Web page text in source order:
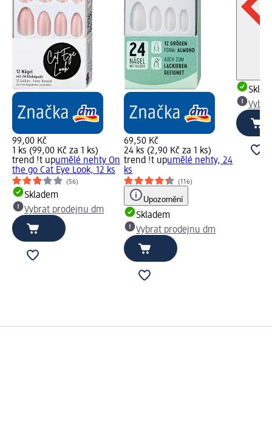
99,00 Kč
1 ks (99,00 Kč za 1 ks)
trend !t upumělé nehty On
the go Cat Eye Look, 12 ks
(56)
Skladem
Vybrat prodejnu dm
69,50 Kč
24 ks (2,90 Kč za 1 ks)
trend !t upumělé nehty, 24
ks
(116)
Upozornění
Skladem
Vybrat prodejnu dm